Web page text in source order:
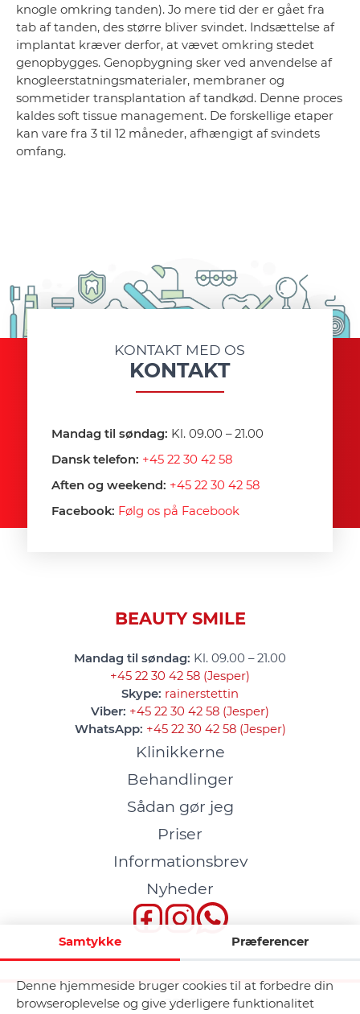
knogle omkring tanden). Jo mere tid der er gået fra
tab af tanden, des større bliver svindet. Indsættelse af
implantat kræver derfor, at vævet omkring stedet
genopbygges. Genopbygning sker ved anvendelse af
knogleerstatningsmaterialer, membraner og
sommetider transplantation af tandkød. Denne proces
kaldes soft tissue management. De forskellige etaper
kan vare fra 3 til 12 måneder, afhængigt af svindets
omfang.
KONTAKT MED OS
KONTAKT
Mandag til søndag: Kl. 09.00 – 21.00
Dansk telefon: +45 22 30 42 58
Aften og weekend: +45 22 30 42 58
Facebook: Følg os på Facebook
BEAUTY SMILE
Mandag til søndag: Kl. 09.00 – 21.00
+45 22 30 42 58 (Jesper)
Skype: rainerstettin
Viber: +45 22 30 42 58 (Jesper)
WhatsApp: +45 22 30 42 58 (Jesper)
Klinikkerne
Behandlinger
Sådan gør jeg
Priser
Informationsbrev
Nyheder
GDPR
Samtykke Præferencer
Denne hjemmeside bruger cookies til at forbedre din
browseroplevelse og give yderligere funktionalitet